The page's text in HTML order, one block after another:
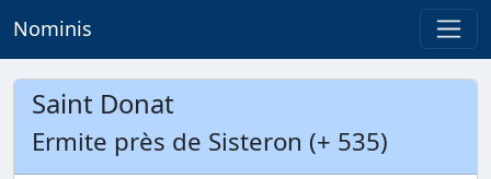
Nominis
Saint Donat
Ermite près de Sisteron (+ 535)